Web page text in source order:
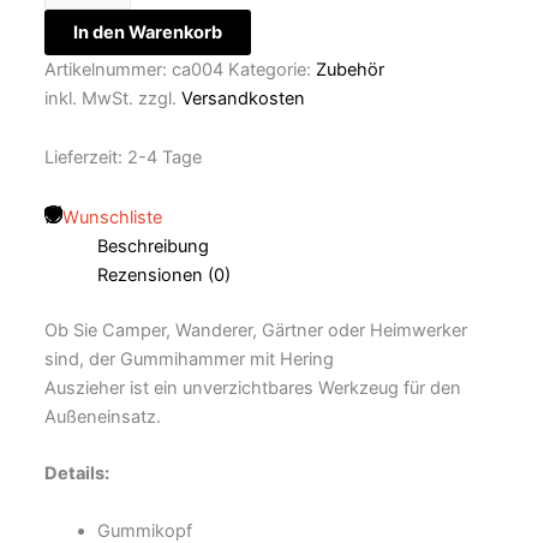
In den Warenkorb
Artikelnummer:ca004 Kategorie: Zubehör
inkl. MwSt. zzgl.Versandkosten
Lieferzeit: 2-4 Tage
Wunschliste
Beschreibung
Rezensionen (0)
Ob Sie Camper, Wanderer, Gärtner oder Heimwerker
sind, der Gummihammer mit Hering
Auszieher ist ein unverzichtbares Werkzeug für den
Außeneinsatz.
Details:
Gummikopf